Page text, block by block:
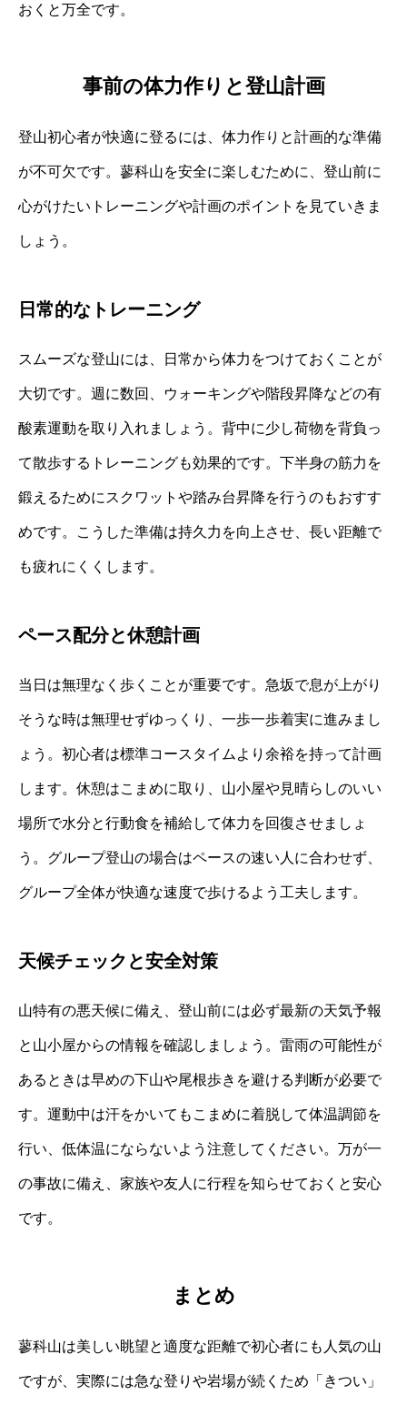
おくと万全です。
事前の体力作りと登山計画
登山初心者が快適に登るには、体力作りと計画的な準備
が不可欠です。蓼科山を安全に楽しむために、登山前に
心がけたいトレーニングや計画のポイントを見ていきま
しょう。
日常的なトレーニング
スムーズな登山には、日常から体力をつけておくことが
大切です。週に数回、ウォーキングや階段昇降などの有
酸素運動を取り入れましょう。背中に少し荷物を背負っ
て散歩するトレーニングも効果的です。下半身の筋力を
鍛えるためにスクワットや踏み台昇降を行うのもおすす
めです。こうした準備は持久力を向上させ、長い距離で
も疲れにくくします。
ペース配分と休憩計画
当日は無理なく歩くことが重要です。急坂で息が上がり
そうな時は無理せずゆっくり、一歩一歩着実に進みまし
ょう。初心者は標準コースタイムより余裕を持って計画
します。休憩はこまめに取り、山小屋や見晴らしのいい
場所で水分と行動食を補給して体力を回復させましょ
う。グループ登山の場合はペースの速い人に合わせず、
グループ全体が快適な速度で歩けるよう工夫します。
天候チェックと安全対策
山特有の悪天候に備え、登山前には必ず最新の天気予報
と山小屋からの情報を確認しましょう。雷雨の可能性が
あるときは早めの下山や尾根歩きを避ける判断が必要で
す。運動中は汗をかいてもこまめに着脱して体温調節を
行い、低体温にならないよう注意してください。万が一
の事故に備え、家族や友人に行程を知らせておくと安心
です。
まとめ
蓼科山は美しい眺望と適度な距離で初心者にも人気の山
ですが、実際には急な登りや岩場が続くため「きつい」